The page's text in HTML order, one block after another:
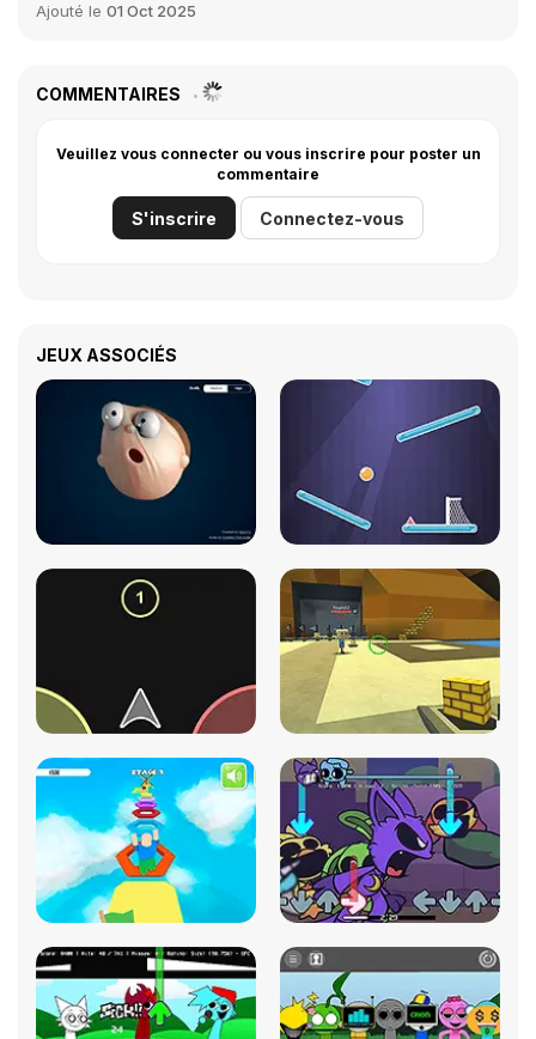
Ajouté le 01 Oct 2025
COMMENTAIRES
Veuillez vous connecter ou vous inscrire pour poster un
commentaire
S'inscrire Connectez-vous
JEUX ASSOCIÉS